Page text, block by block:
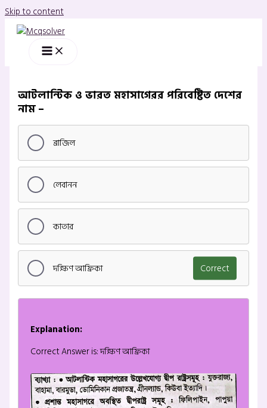
Skip to content
আটলান্টিক ও ভারত মহাসাগেরর পরিবেষ্টিত দেশের
নাম –
ব্রাজিল
লেবানন
কাতার
দক্ষিণ আফ্রিকা Correct
Explanation:
Correct Answer is: দক্ষিণ আফ্রিকা